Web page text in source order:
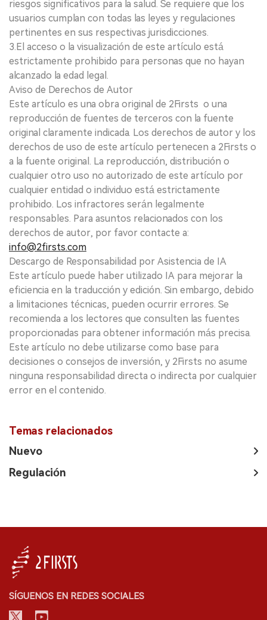
riesgos significativos para la salud. Se requiere que los
usuarios cumplan con todas las leyes y regulaciones
pertinentes en sus respectivas jurisdicciones.
3.El acceso o la visualización de este artículo está
estrictamente prohibido para personas que no hayan
alcanzado la edad legal.
Aviso de Derechos de Autor
Este artículo es una obra original de 2Firsts o una
reproducción de fuentes de terceros con la fuente
original claramente indicada. Los derechos de autor y los
derechos de uso de este artículo pertenecen a 2Firsts o
a la fuente original. La reproducción, distribución o
cualquier otro uso no autorizado de este artículo por
cualquier entidad o individuo está estrictamente
prohibido. Los infractores serán legalmente
responsables. Para asuntos relacionados con los
derechos de autor, por favor contacte a:
info@2firsts.com
Descargo de Responsabilidad por Asistencia de IA
Este artículo puede haber utilizado IA para mejorar la
eficiencia en la traducción y edición. Sin embargo, debido
a limitaciones técnicas, pueden ocurrir errores. Se
recomienda a los lectores que consulten las fuentes
proporcionadas para obtener información más precisa.
Este artículo no debe utilizarse como base para
decisiones o consejos de inversión, y 2Firsts no asume
ninguna responsabilidad directa o indirecta por cualquier
error en el contenido.
Temas relacionados
Nuevo
Regulación
SÍGUENOS EN REDES SOCIALES